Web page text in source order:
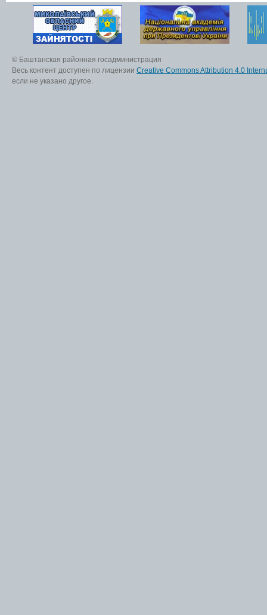
© Баштанская районная госадминистрация
Весь контент доступен по лицензии Creative Commons Attribution 4.0
если не указано другое.